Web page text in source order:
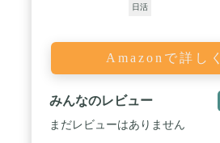
日活
Amazonで詳し
みんなのレビュー
まだレビューはありません